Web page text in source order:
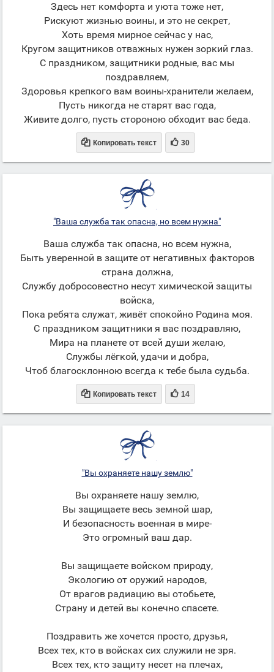
Здесь нет комфорта и уюта тоже нет,
Рискуют жизнью воины, и это не секрет,
Хоть время мирное сейчас у нас,
Кругом защитников отважных нужен зоркий глаз.
С праздником, защитники родные, вас мы
поздравляем,
Здоровья крепкого вам воины-хранители желаем,
Пусть никогда не старят вас года,
Живите долго, пусть стороною обходит вас беда.
 Копировать текст  30
"Ваша служба так опасна, но всем нужна"
Ваша служба так опасна, но всем нужна,
Быть уверенной в защите от негативных факторов
страна должна,
Службу добросовестно несут химической защиты
войска,
Пока ребята служат, живёт спокойно Родина моя.
С праздником защитники я вас поздравляю,
Мира на планете от всей души желаю,
Службы лёгкой, удачи и добра,
Чтоб благосклонною всегда к тебе была судьба.
 Копировать текст  14
"Вы охраняете нашу землю"
Вы охраняете нашу землю,
Вы защищаете весь земной шар,
И безопасность военная в мире-
Это огромный ваш дар.
Вы защищаете войском природу,
Экологию от оружий народов,
От врагов радиацию вы отобьете,
Страну и детей вы конечно спасете.
Поздравить же хочется просто, друзья,
Всех тех, кто в войсках сих служили не зря.
Всех тех, кто защиту несет на плечах,